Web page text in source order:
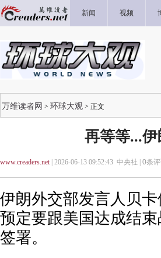
新闻 视频
万维读者网 > 环球大观 > 正文
再等等...
www.creaders.net| 2026-06-13 09:52:43 中央社 | 0条评
伊朗外交部发言人贝
预定要跟美国达成结
签署。